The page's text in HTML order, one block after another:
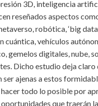
3D, inteligencia
reseñados aspectos
robótica, ‘big
cuántica, vehículos
gemelos digitales, nube,
Dicho estudio deja claro
ser ajenas a estos
todo lo posible por
que traerán